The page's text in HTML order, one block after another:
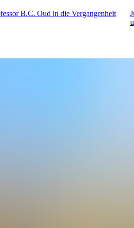
B.C. Oud in die Vergangenheit